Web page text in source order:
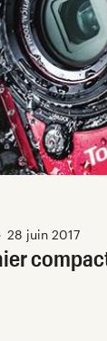
28 juin 2017